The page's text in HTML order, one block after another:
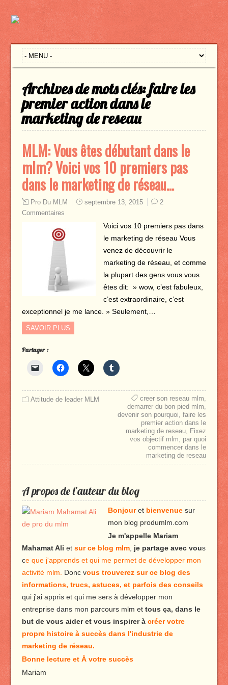
Archives de mots clés:faire les
premier action dans le
marketing de reseau
MLM: Vous êtes débutant dans le
mlm? Voici vos 10 premiers pas
dans le marketing de réseau…
Pro Du MLM septembre 13, 2015
2
Commentaires
Voici vos 10 premiers pas dans
le marketing de réseau Vous
venez de découvrir le
marketing de réseau, et comme
la plupart des gens vous vous
êtes dit: » wow, c’est fabuleux,
c’est extraordinaire, c’est
exceptionnel je me lance. » Seulement,…
SAVOIR PLUS
Partager :
Attitude de leader MLM creer son reseau mlm,
demarrer du bon pied mlm,
devenir son pourquoi,faire les
premier action dans le
marketing de reseau, Fixez
vos objectif mlm, par quoi
commencer dans le
marketing de reseau
A propos de l’auteur du blog
Bonjouret bienvenuesur
mon blog produmlm.com
Je m'appelle Mariam
Mahamat Ali et sur ce blog mlm, je partage avec vous
ce que j'apprends et qui me permet de développer mon
activité mlm.
Donc vous trouverez sur ce blog des
informations, trucs, astuces, et parfois des conseils
qui j'ai appris et qui me sers à développer mon
entreprise dans mon parcours mlm ettous ça, dans le
but de vous aider et vous inspirer à créer votre
propre histoire à succès dans l'industrie de
marketing de réseau.
Bonne lecture et À votre succès
Mariam